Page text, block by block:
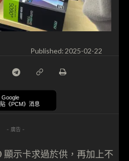
Published: 2025-02-22
Google
《PCM》消息
- 廣告 -
示卡求過於供，再加上不